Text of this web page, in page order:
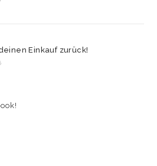
Einkauf zurück!